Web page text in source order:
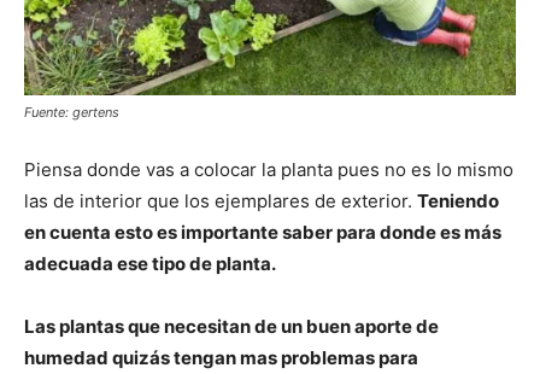
Fuente: gertens
Piensa donde vas a colocar la planta pues no es lo mismo
las de interior que los ejemplares de exterior. Teniendo
en cuenta esto es importante saber para donde es más
adecuada ese tipo de planta.
Las plantas que necesitan de un buen aporte de
humedad quizás tengan mas problemas para